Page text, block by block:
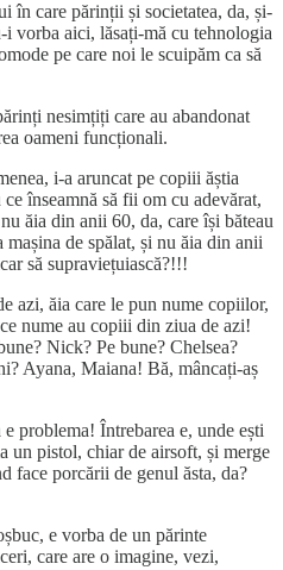
în care părinții și societatea, da, și-
vorba aici, lăsați-mă cu tehnologia
pe care noi le scuipăm ca să
nesimțiți care au abandonat
oameni funcționali.
i-a aruncat pe copiii ăștia
înseamnă să fii om cu adevărat,
ăia din anii 60, da, care își băteau
de spălat, și nu ăia din anii
să supraviețuiască?!!!
azi, ăia care le pun nume copiilor,
nume au copiii din ziua de azi!
Nick? Pe bune? Chelsea?
Ayana, Maiana! Bă, mâncați-aș
problema! Întrebarea e, unde ești
un pistol, chiar de airsoft, și merge
face porcării de genul ăsta, da?
e vorba de un părinte
care are o imagine, vezi,